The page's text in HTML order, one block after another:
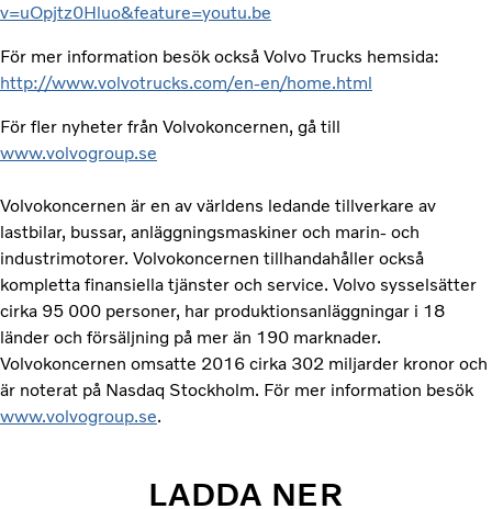
v=uOpjtz0Hluo&feature=youtu.be
För mer information besök också Volvo Trucks hemsida:
http://www.volvotrucks.com/en-en/home.html
För fler nyheter från Volvokoncernen, gå till
www.volvogroup.se
Volvokoncernen är en av världens ledande tillverkare av
lastbilar, bussar, anläggningsmaskiner och marin- och
industrimotorer. Volvokoncernen tillhandahåller också
kompletta finansiella tjänster och service. Volvo sysselsätter
cirka 95 000 personer, har produktionsanläggningar i 18
länder och försäljning på mer än 190 marknader.
Volvokoncernen omsatte 2016 cirka 302 miljarder kronor och
är noterat på Nasdaq Stockholm. För mer information besök
www.volvogroup.se.
LADDA NER